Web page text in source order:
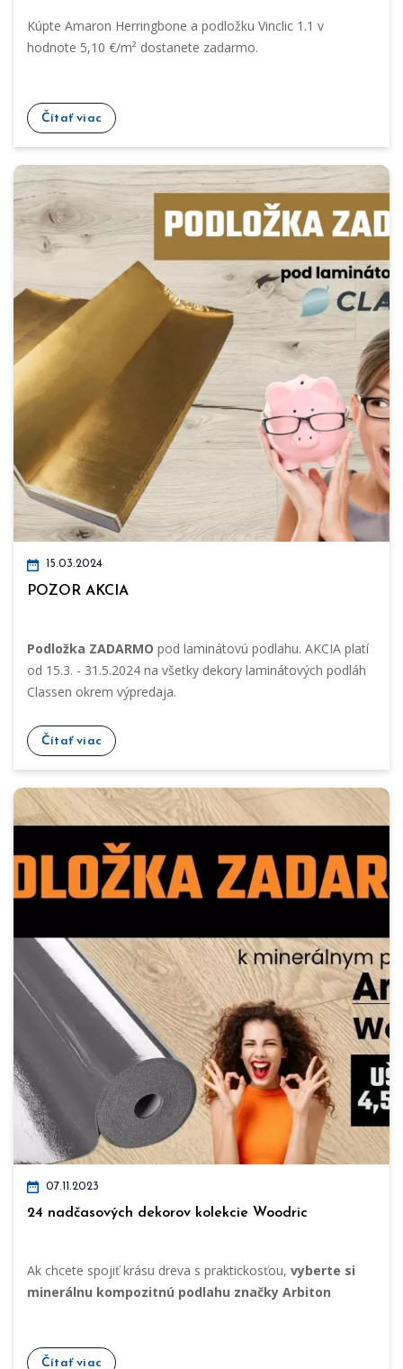
Kúpte Amaron Herringbone a podložku Vinclic 1.1 v
hodnote 5,10 €/m² dostanete zadarmo.
Čítať viac
15.03.2024
POZOR AKCIA
Podložka ZADARMO pod laminátovú podlahu. AKCIA platí
od 15.3. - 31.5.2024 na všetky dekory laminátových podláh
Classen okrem výpredaja.
Čítať viac
07.11.2023
24 nadčasových dekorov kolekcie Woodric
Ak chcete spojiť krásu dreva s praktickosťou, vyberte si
minerálnu kompozitnú podlahu značky Arbiton
Čítať viac